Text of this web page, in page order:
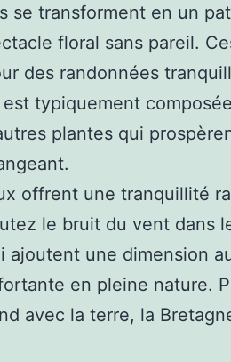
se transforment en un
floral sans pareil.
des randonnées
typiquement
plantes qui
offrent une tranquillité
le bruit du vent dans
ajoutent une dimension
en pleine nature.
avec la terre, la